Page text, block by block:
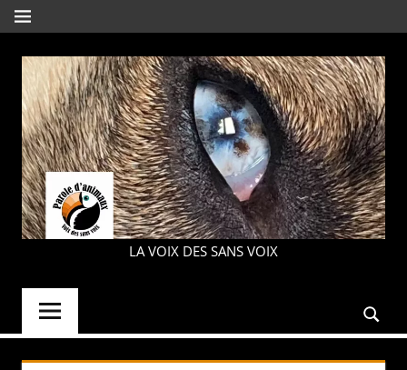
Aller
au
contenu
MENU
PAROLE
LA VOIX DES SANS VOIX